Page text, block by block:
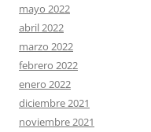
mayo 2022
abril 2022
marzo 2022
febrero 2022
enero 2022
diciembre 2021
noviembre 2021